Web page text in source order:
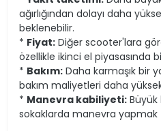
ağırlığından dolayı daha
beklenebilir.
* Fiyat: Diğer scooter'lara
özellikle ikinci el piyasasında
* Bakım: Daha karmaşık bir
bakım maliyetleri daha
* Manevra kabiliyeti:
sokaklarda manevra yapmak